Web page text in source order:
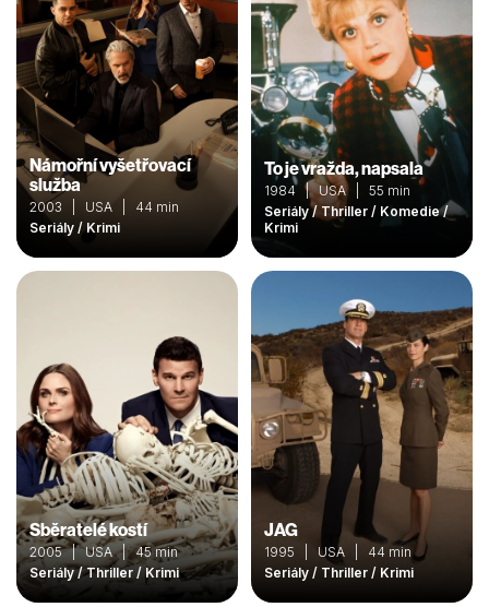
Námořní vyšetřovací
služba
2003 | USA | 44 min
Seriály / Krimi
To je vražda, napsala
1984 | USA | 55 min
Seriály / Thriller / Komedie /
Krimi
Sběratelé kostí
2005 | USA | 45 min
Seriály / Thriller / Krimi
JAG
1995 | USA | 44 min
Seriály / Thriller / Krimi